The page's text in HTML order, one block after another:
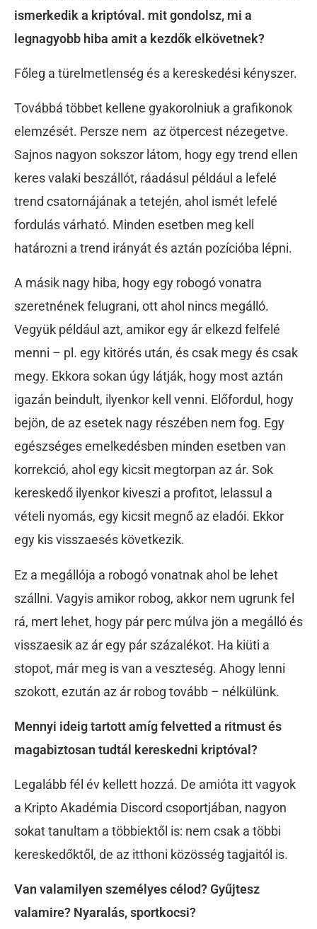
ismerkedik a kriptóval. mit gondolsz, mi a
legnagyobb hiba amit a kezdők elkövetnek?
Főleg a türelmetlenség és a kereskedési kényszer.
Továbbá többet kellene gyakorolniuk a grafikonok
elemzését. Persze nem az ötpercest nézegetve.
Sajnos nagyon sokszor látom, hogy egy trend ellen
keres valaki beszállót, ráadásul például a lefelé
trend csatornájának a tetején, ahol ismét lefelé
fordulás várható. Minden esetben meg kell
határozni a trend irányát és aztán pozícióba lépni.
A másik nagy hiba, hogy egy robogó vonatra
szeretnének felugrani, ott ahol nincs megálló.
Vegyük például azt, amikor egy ár elkezd felfelé
menni – pl. egy kitörés után, és csak megy és csak
megy. Ekkora sokan úgy látják, hogy most aztán
igazán beindult, ilyenkor kell venni. Előfordul, hogy
bejön, de az esetek nagy részében nem fog. Egy
egészséges emelkedésben minden esetben van
korrekció, ahol egy kicsit megtorpan az ár. Sok
kereskedő ilyenkor kiveszi a profitot, lelassul a
vételi nyomás, egy kicsit megnő az eladói. Ekkor
egy kis visszaesés következik.
Ez a megállója a robogó vonatnak ahol be lehet
szállni. Vagyis amikor robog, akkor nem ugrunk fel
rá, mert lehet, hogy pár perc múlva jön a megálló és
visszaesik az ár egy pár százalékot. Ha kiüti a
stopot, már meg is van a veszteség. Ahogy lenni
szokott, ezután az ár robog tovább – nélkülünk.
Mennyi ideig tartott amíg felvetted a ritmust és
magabiztosan tudtál kereskedni kriptóval?
Legalább fél év kellett hozzá. De amióta itt vagyok
a Kripto Akadémia Discord csoportjában, nagyon
sokat tanultam a többiektől is: nem csak a többi
kereskedőktől, de az itthoni közösség tagjaitól is.
Van valamilyen személyes célod? Gyűjtesz
valamire? Nyaralás, sportkocsi?